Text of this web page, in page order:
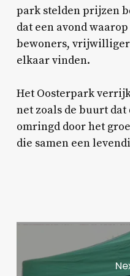
park stelden prijzen
dat een avond
bewoners,
elkaar vinden.
Het Oosterpark
net zoals de buurt
omringd door het
die samen een